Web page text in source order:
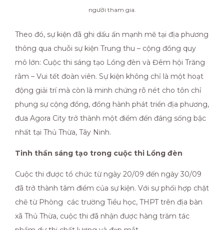
người tham gia.
Theo đó, sự kiện đã ghi dấu ấn mạnh mẽ tại địa phương
thông qua chuỗi sự kiện Trung thu – cộng đồng quy
mô lớn: Cuộc thi sáng tạo Lồng đèn và Đêm hội Trăng
rằm – Vui tết đoàn viên. Sự kiện không chỉ là một hoạt
động giải trí mà còn là minh chứng rõ nét cho tôn chỉ
phụng sự cộng đồng, đồng hành phát triển địa phương,
đưa Agora City trở thành một điểm đến đáng sống bậc
nhất tại Thủ Thừa, Tây Ninh.
Tinh thần sáng tạo trong cuộc thi Lồng đèn
Cuộc thi được tổ chức từ ngày 20/09 đến ngày 30/09
đã trở thành tâm điểm của sự kiện. Với sự phối hợp chặt
chẽ từ Phòng các trường Tiểu học, THPT trên địa bàn
xã Thủ Thừa, cuộc thi đã nhận được hàng trăm tác